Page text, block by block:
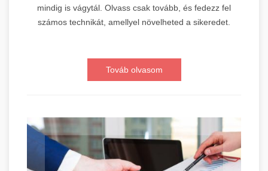
mindig is vágytál. Olvass csak tovább, és fedezz fel
számos technikát, amellyel növelheted a sikeredet.
Továb olvasom